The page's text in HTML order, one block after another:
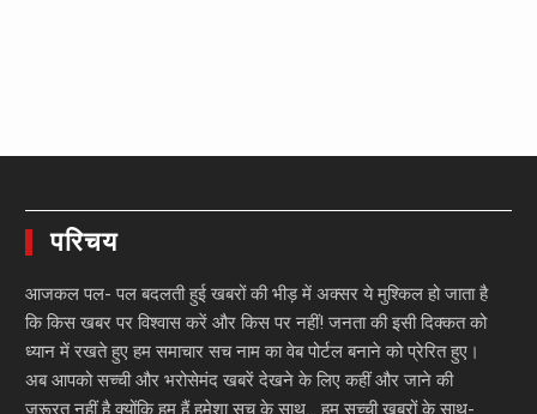
परिचय
आजकल पल- पल बदलती हुई खबरों की भीड़ में अक्सर ये मुश्किल हो जाता है
कि किस खबर पर विश्वास करें और किस पर नहीं! जनता की इसी दिक्कत को
ध्यान में रखते हुए हम समाचार सच नाम का वेब पोर्टल बनाने को प्रेरित हुए।
अब आपको सच्ची और भरोसेमंद खबरें देखने के लिए कहीं और जाने की
जरूरत नहीं है क्योंकि हम हैं हमेशा सच के साथ… हम सच्ची खबरों के साथ-